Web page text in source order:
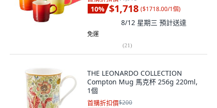
10% $1,718 ($1718.00/1個)
8/12 星期三 預計送達
免運
(21)
THE LEONARDO COLLECTION
Compton Mug 馬克杯 256g 220ml,
1個
首購折扣價$200